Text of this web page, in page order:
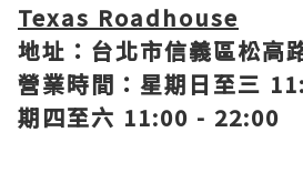
Texas Roadhouse
地址：台北市信義區松高
營業時間：星期日至三
期四至六 11:00 - 22:00